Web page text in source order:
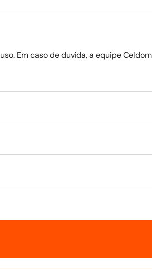
Em caso de duvida, a equipe Celdom